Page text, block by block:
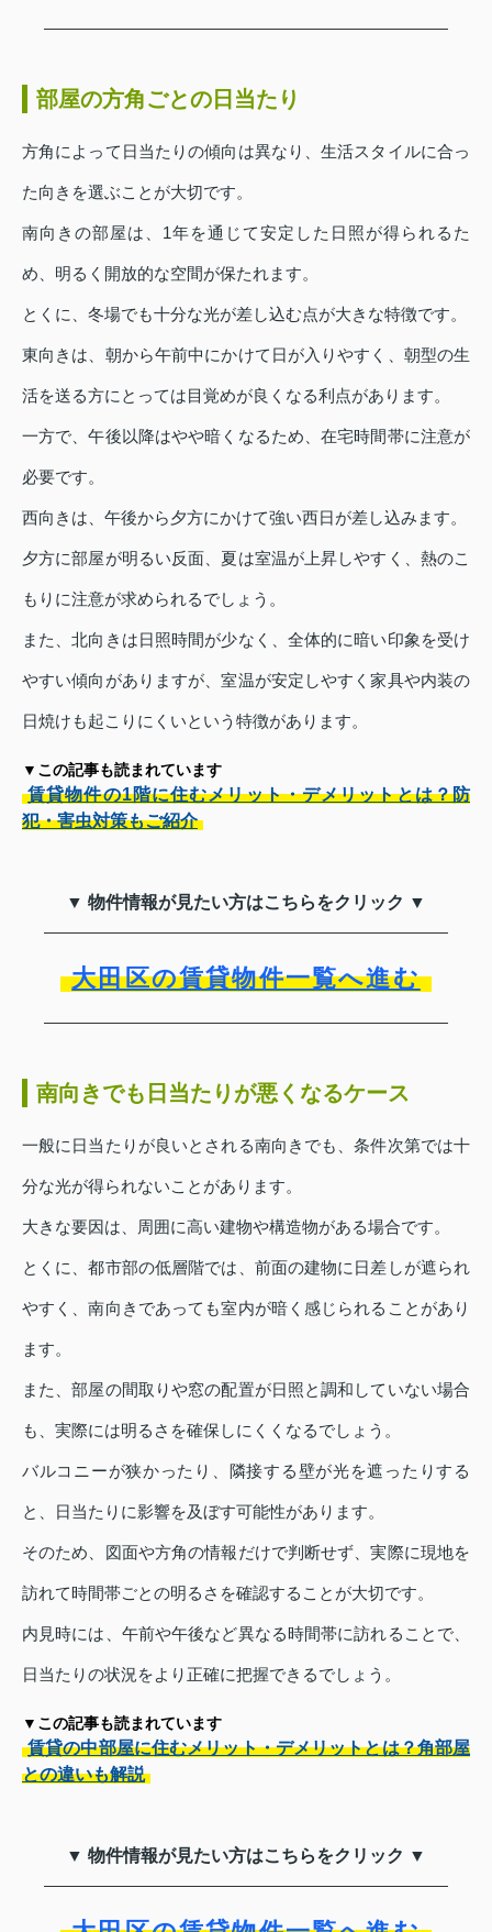
部屋の方角ごとの日当たり
方角によって日当たりの傾向は異なり、生活スタイルに合っ
た向きを選ぶことが大切です。
南向きの部屋は、1年を通じて安定した日照が得られるた
め、明るく開放的な空間が保たれます。
とくに、冬場でも十分な光が差し込む点が大きな特徴です。
東向きは、朝から午前中にかけて日が入りやすく、朝型の生
活を送る方にとっては目覚めが良くなる利点があります。
一方で、午後以降はやや暗くなるため、在宅時間帯に注意が
必要です。
西向きは、午後から夕方にかけて強い西日が差し込みます。
夕方に部屋が明るい反面、夏は室温が上昇しやすく、熱のこ
もりに注意が求められるでしょう。
また、北向きは日照時間が少なく、全体的に暗い印象を受け
やすい傾向がありますが、室温が安定しやすく家具や内装の
日焼けも起こりにくいという特徴があります。
▼この記事も読まれています
賃貸物件の1階に住むメリット・デメリットとは？防
犯・害虫対策もご紹介
▼ 物件情報が見たい方はこちらをクリック ▼
大田区の賃貸物件一覧へ進む
南向きでも日当たりが悪くなるケース
一般に日当たりが良いとされる南向きでも、条件次第では十
分な光が得られないことがあります。
大きな要因は、周囲に高い建物や構造物がある場合です。
とくに、都市部の低層階では、前面の建物に日差しが遮られ
やすく、南向きであっても室内が暗く感じられることがあり
ます。
また、部屋の間取りや窓の配置が日照と調和していない場合
も、実際には明るさを確保しにくくなるでしょう。
バルコニーが狭かったり、隣接する壁が光を遮ったりする
と、日当たりに影響を及ぼす可能性があります。
そのため、図面や方角の情報だけで判断せず、実際に現地を
訪れて時間帯ごとの明るさを確認することが大切です。
内見時には、午前や午後など異なる時間帯に訪れることで、
日当たりの状況をより正確に把握できるでしょう。
▼この記事も読まれています
賃貸の中部屋に住むメリット・デメリットとは？角部屋
との違いも解説
▼ 物件情報が見たい方はこちらをクリック ▼